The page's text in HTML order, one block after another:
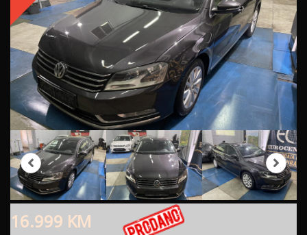
16.999 KM